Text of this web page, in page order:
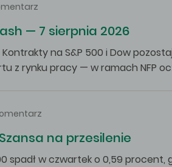
— 7 sierpnia 2026
na S&P 500 i Dow
z rynku pracy — w ramach NFP
na przesilenie
spadł w czwartek o 0,59